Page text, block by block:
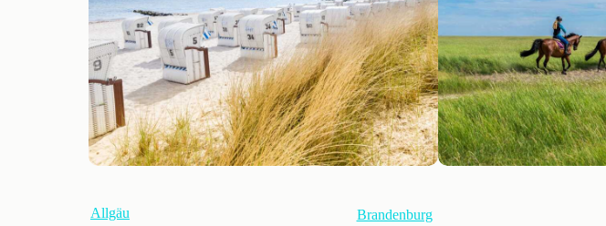
Allgäu
Brandenburg